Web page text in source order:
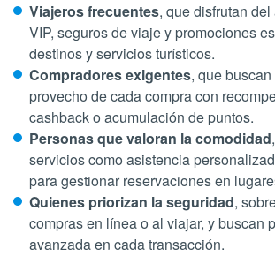
Viajeros frecuentes, que disfrutan
VIP, seguros de viaje y promociones
destinos y servicios turísticos.
Compradores exigentes, que
provecho de cada compra con
cashback o acumulación de puntos.
Personas que valoran la comodidad
servicios como asistencia
para gestionar reservaciones en
Quienes priorizan la seguridad,
compras en línea o al viajar, y buscan
avanzada en cada transacción.